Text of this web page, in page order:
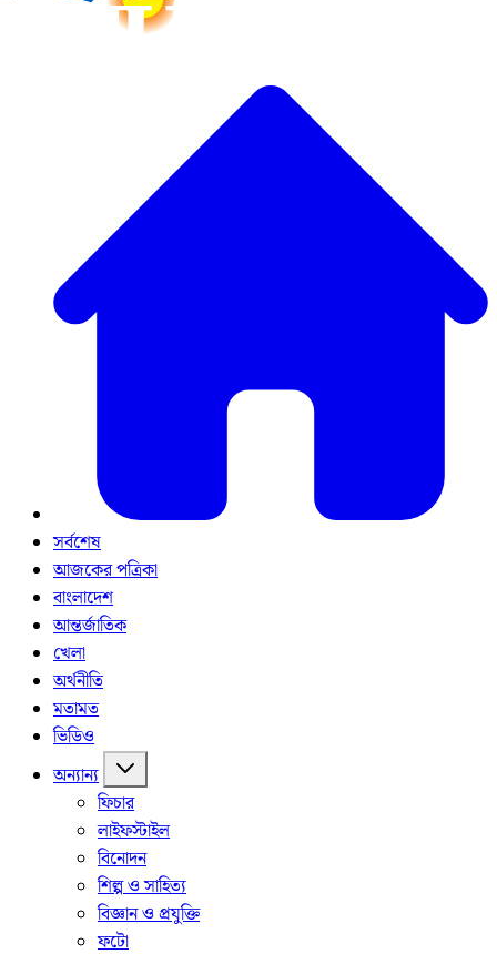
সর্বশেষ
আজকের পত্রিকা
বাংলাদেশ
আন্তর্জাতিক
খেলা
অর্থনীতি
মতামত
ভিডিও
অন্যান্য
ফিচার
লাইফস্টাইল
বিনোদন
শিল্প ও সাহিত্য
বিজ্ঞান ও প্রযুক্তি
ফটো